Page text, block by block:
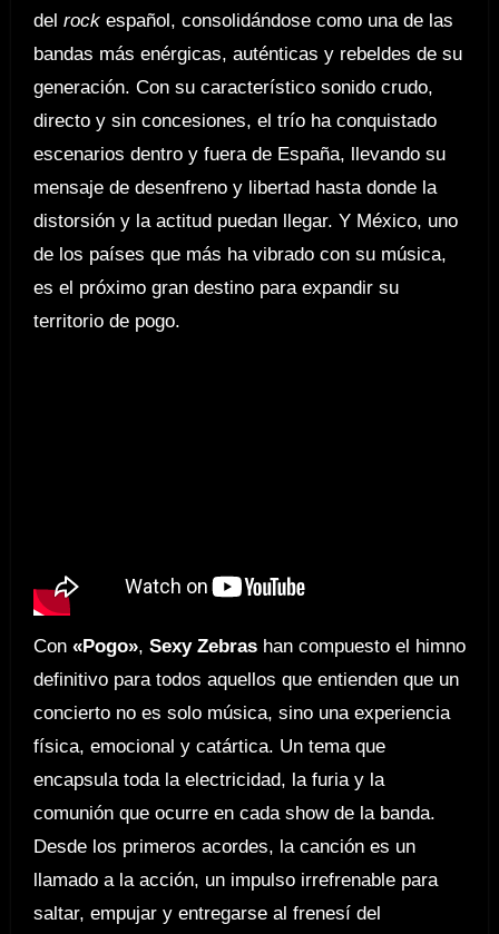
del rockespañol, consolidándose como una de las
bandas más enérgicas, auténticas y rebeldes de su
generación. Con su característico sonido crudo,
directo y sin concesiones, el trío ha conquistado
escenarios dentro y fuera de España, llevando su
mensaje de desenfreno y libertad hasta donde la
distorsión y la actitud puedan llegar. Y México, uno
de los países que más ha vibrado con su música,
es el próximo gran destino para expandir su
territorio de pogo.
Con «Pogo», Sexy Zebrashan compuesto el himno
definitivo para todos aquellos que entienden que un
concierto no es solo música, sino una experiencia
física, emocional y catártica. Un tema que
encapsula toda la electricidad, la furia y la
comunión que ocurre en cada show de la banda.
Desde los primeros acordes, la canción es un
llamado a la acción, un impulso irrefrenable para
saltar, empujar y entregarse al frenesí del